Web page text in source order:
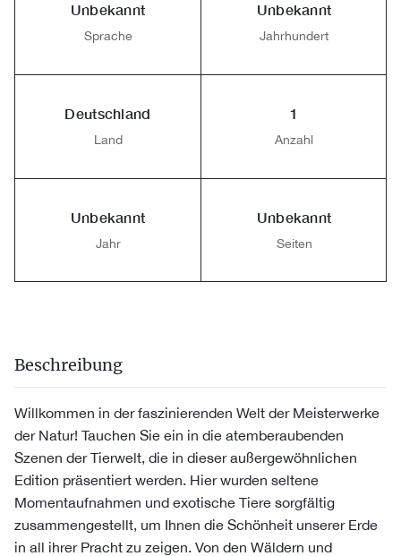
Unbekannt
Sprache
Unbekannt
Jahrhundert
Deutschland
Land
1
Anzahl
Unbekannt
Jahr
Unbekannt
Seiten
Beschreibung
Willkommen in der faszinierenden Welt der Meisterwerke
der Natur! Tauchen Sie ein in die atemberaubenden
Szenen der Tierwelt, die in dieser außergewöhnlichen
Edition präsentiert werden. Hier wurden seltene
Momentaufnahmen und exotische Tiere sorgfältig
zusammengestellt, um Ihnen die Schönheit unserer Erde
in all ihrer Pracht zu zeigen. Von den Wäldern und